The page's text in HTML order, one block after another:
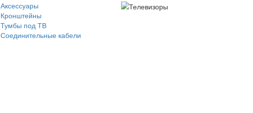
Аксессуары
Кронштейны
Тумбы под ТВ
Соединительные кабели